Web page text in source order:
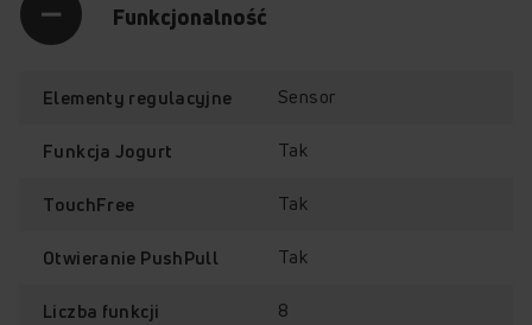
Funkcjonalność
Elementy regulacyjne Sensor
Funkcja Jogurt Tak
TouchFree Tak
Otwieranie PushPull Tak
Liczba funkcji 8